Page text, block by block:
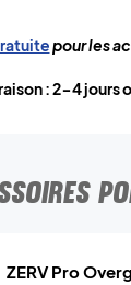
pour les
: 2-4 jours
ZERV Pro